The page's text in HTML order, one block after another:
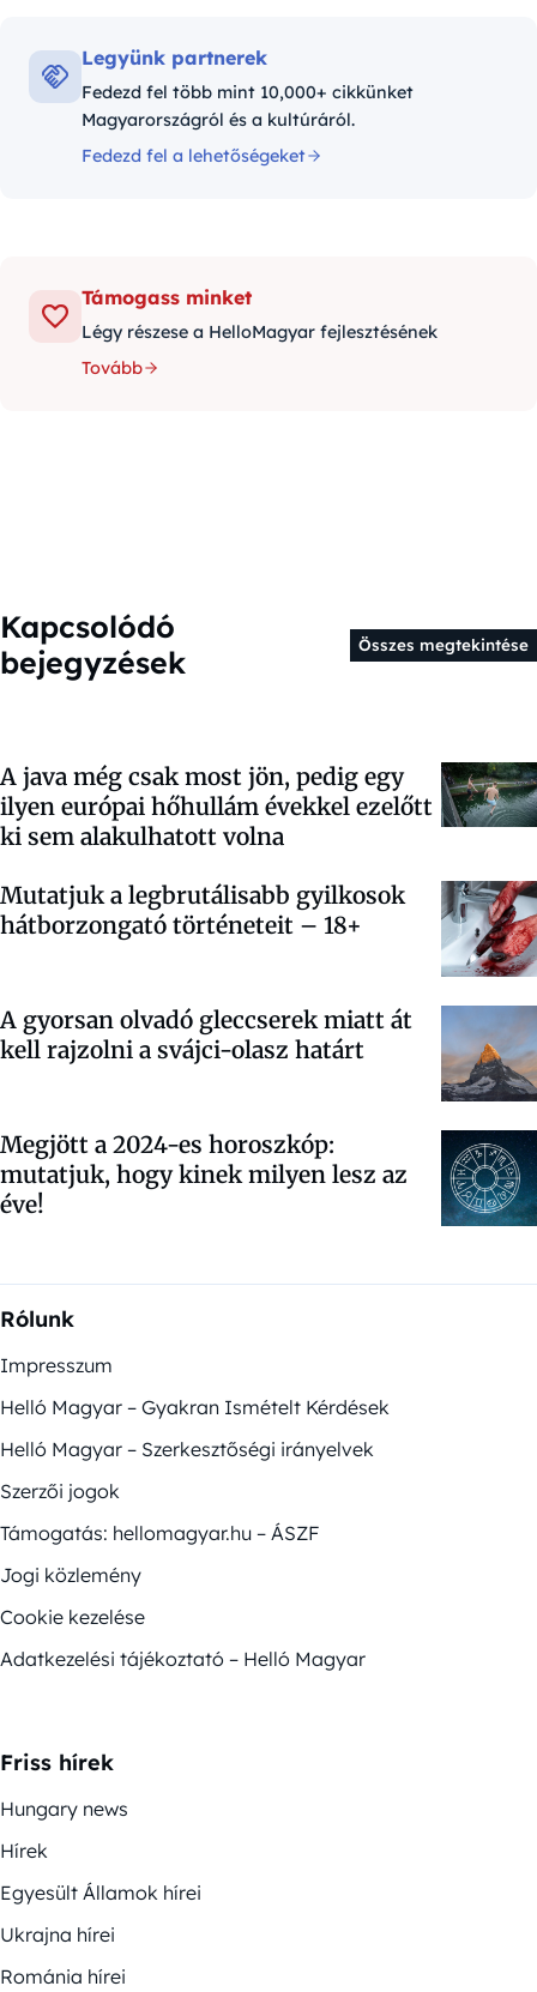
Legyünk partnerek
Fedezd fel több mint 10,000+ cikkünket
Magyarországról és a kultúráról.
Fedezd fel a lehetőségeket
Támogass minket
Légy részese a HelloMagyar fejlesztésének
Tovább
Kapcsolódó
bejegyzések
Összes megtekintése
A java még csak most jön, pedig egy
ilyen európai hőhullám évekkel ezelőtt
ki sem alakulhatott volna
Mutatjuk a legbrutálisabb gyilkosok
hátborzongató történeteit – 18+
A gyorsan olvadó gleccserek miatt át
kell rajzolni a svájci-olasz határt
Megjött a 2024-es horoszkóp:
mutatjuk, hogy kinek milyen lesz az
éve!
Rólunk
Impresszum
Helló Magyar – Gyakran Ismételt Kérdések
Helló Magyar – Szerkesztőségi irányelvek
Szerzői jogok
Támogatás: hellomagyar.hu – ÁSZF
Jogi közlemény
Cookie kezelése
Adatkezelési tájékoztató – Helló Magyar
Friss hírek
Hungary news
Hírek
Egyesült Államok hírei
Ukrajna hírei
Románia hírei